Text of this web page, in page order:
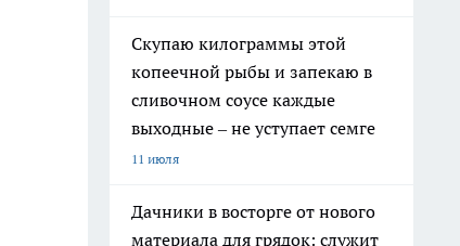
Скупаю килограммы этой
копеечной рыбы и запекаю в
сливочном соусе каждые
выходные – не уступает семге
11 июля
Дачники в восторге от нового
материала для грядок: служит